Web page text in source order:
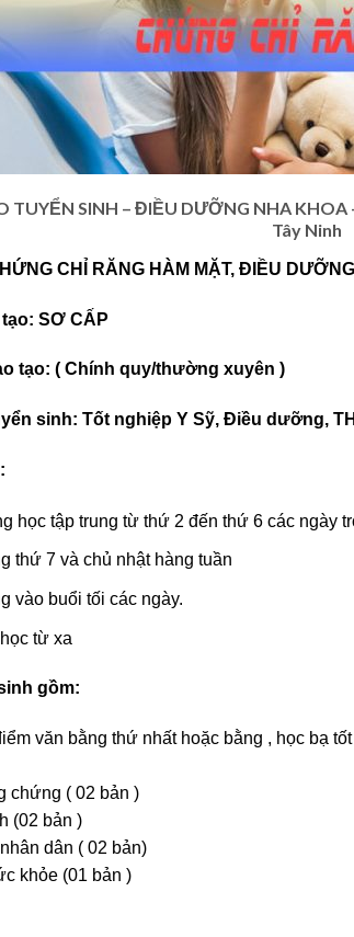
TUYỂN SINH – ĐIỀU DƯỠNG NHA
Tây Ninh
CHỈ RĂNG HÀM MẶT, ĐIỀU
SƠ CẤP
tạo: ( Chính quy/thường xuyên )
sinh: Tốt nghiệp Y Sỹ, Điều dưỡng,
học tập trung từ thứ 2 đến thứ 6 các ngày
thứ 7 và chủ nhật hàng tuần
vào buổi tối các ngày.
từ xa
gồm:
văn bằng thứ nhất hoặc bằng , học bạ
chứng ( 02 bản )
(02 bản )
dân ( 02 bản)
khỏe (01 bản )